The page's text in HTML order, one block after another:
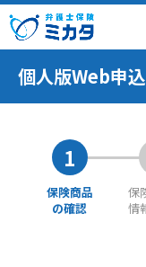
個人版Web申込
1
保険商品
の確認
保
情